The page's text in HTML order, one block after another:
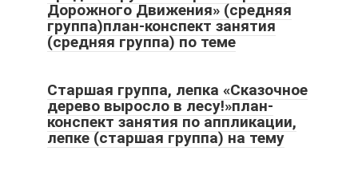
Дорожного Движения» (средняя
группа)план-конспект занятия
(средняя группа) по теме
Старшая группа, лепка «Сказочное
дерево выросло в лесу!»план-
конспект занятия по аппликации,
лепке (старшая группа) на тему